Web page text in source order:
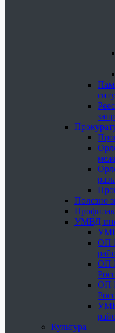
Полезно
УМВД
ОП
ОП
ОП
Культура